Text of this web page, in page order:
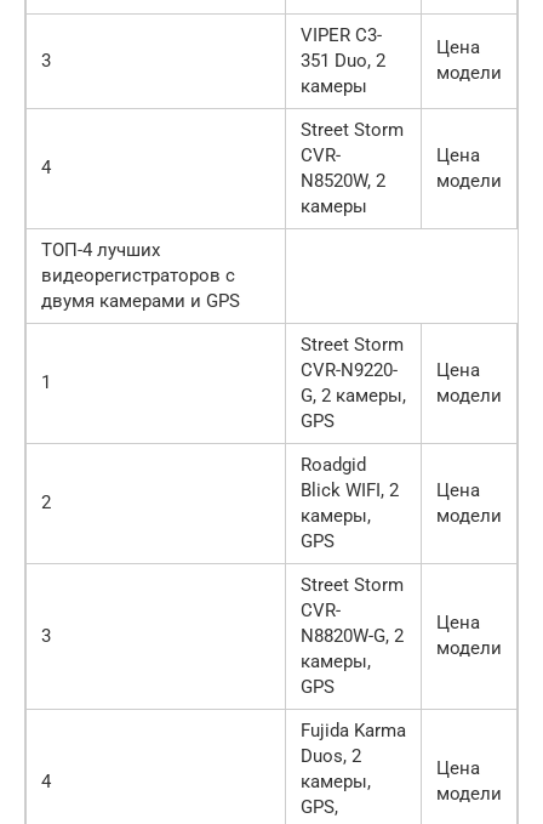
3
VIPER C3-
351 Duo, 2
камеры
Цена
модели
4
Street Storm
CVR-
N8520W, 2
камеры
Цена
модели
ТОП-4 лучших
видеорегистраторов с
двумя камерами и GPS
1
Street Storm
CVR-N9220-
G, 2 камеры,
GPS
Цена
модели
2
Roadgid
Blick WIFI, 2
камеры,
GPS
Цена
модели
3
Street Storm
CVR-
N8820W-G, 2
камеры,
GPS
Цена
модели
4
Fujida Karma
Duos, 2
камеры,
GPS,
Цена
модели